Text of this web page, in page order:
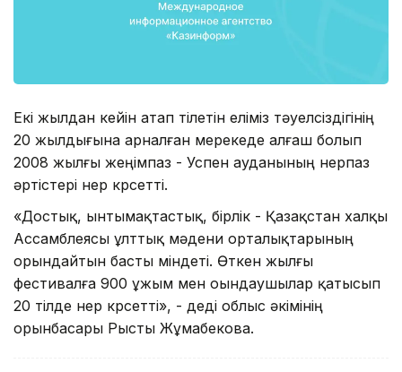
Екі жылдан кейін атап өтілетін еліміз тәуелсіздігінің
20 жылдығына арналған мерекеде алғаш болып
2008 жылғы жеңімпаз - Успен ауданының өнерпаз
әртістері өнер көрсетті.
«Достық, ынтымақтастық, бірлік - Қазақстан халқы
Ассамблеясы ұлттық мәдени орталықтарының
орындайтын басты міндеті. Өткен жылғы
фестивалға 900 ұжым мен оындаушылар қатысып
20 тілде өнер көрсетті», - деді облыс әкімінің
орынбасары Рысты Жұмабекова.